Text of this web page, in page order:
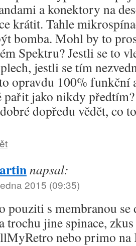
a konektory na
krátit. Tahle
bomba. Mohl by to
Spektru? Jestli se to
jestli se tím
opravdu 100% funkční
pařit jako nikdy
dopředu vědět, co
napsal:
2015 (09:35)
pouziti s membranou
trochu jine spinace,
nebo primo na